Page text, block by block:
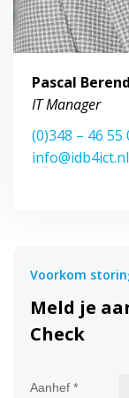
Pascal
IT Manager
(0)348 – 46 55
info@idb4ict.nl
Voorkom
Meld je
Check